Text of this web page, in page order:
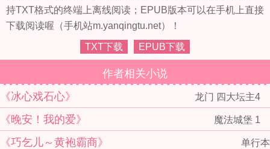
持TXT格式的终端上离线阅读；EPUB版本可以在手机上直接
下载阅读喔（手机站m.yanqingtu.net）！
TXT下载 EPUB下载
作者相关小说
龙门 四大坛主4
《冰心戏石心》
魔法城堡 1
《晚安！我的爱》
单行本
《巧乞儿～黄袍霸商》